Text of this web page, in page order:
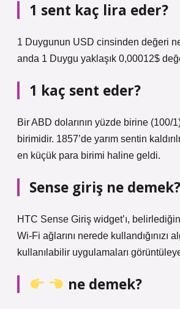
1 sent kaç lira eder?
1 Duygunun USD cinsinden değeri
anda 1 Duygu yaklaşık 0,00012$
1 kaç sent eder?
Bir ABD dolarının yüzde birine (100/
birimidir. 1857’de yarım sentin
en küçük para birimi haline geldi.
Sense giriş ne demek?
HTC Sense Giriş widget’ı,
Wi-Fi ağlarını nerede kullandığınızı
kullanılabilir uygulamaları
ne demek?